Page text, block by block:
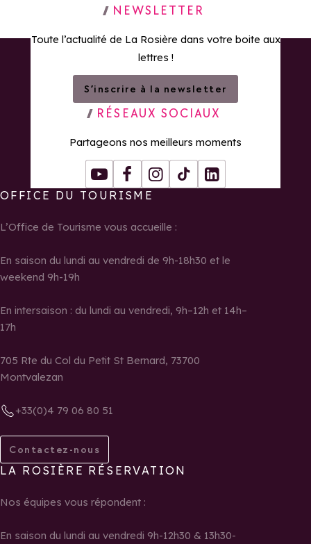
Retour à la page d'accueil
NEWSLETTER
Toute l’actualité de La Rosière dans votre boite aux
lettres !
S’inscrire à la newsletter
RÉSEAUX SOCIAUX
Partageons nos meilleurs moments
YoutubeFacebookInstagram
Tiktok LinkedIn
OFFICE DU TOURISME
L’Office de Tourisme vous accueille :
En saison du lundi au vendredi de 9h-18h30 et le
weekend 9h-19h
En intersaison : du lundi au vendredi, 9h–12h et 14h–
17h
705 Rte du Col du Petit St Bernard, 73700
Montvalezan
+33(0)4 79 06 80 51
Contactez-nous
LA ROSIÈRE RÉSERVATION
Nos équipes vous répondent :
En saison du lundi au vendredi 9h-12h30 & 13h30-